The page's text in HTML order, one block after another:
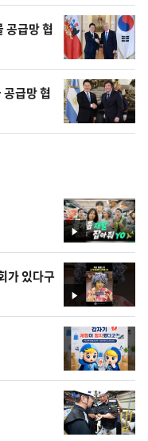
공급망 협
급망 협
영
상
영
상
가 있다구